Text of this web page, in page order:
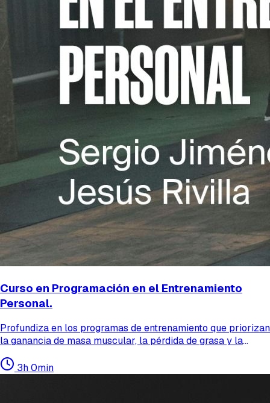
Curso en Programación en el Entrenamiento
Personal.
Profundiza en los programas de entrenamiento que priorizan
la ganancia de masa muscular, la pérdida de grasa y la
más contenido adicional, aprenderás estrateg...
3h 0min